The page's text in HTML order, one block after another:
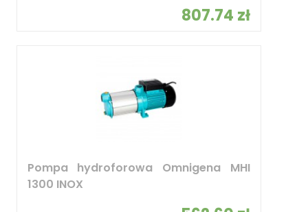
807.74 zł
Pompa hydroforowa Omnigena MHI
1300 INOX